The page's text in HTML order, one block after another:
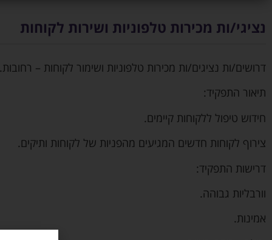
נציגי/ות מכירות טלפוניות ושירות לקוחות
דרושים/ות נציגים/ות מכירות טלפוניות ושימור לקוחות – רחובות.
תיאור התפקיד:
חידוש טיפול ללקוחות קיימים.
צירוף לקוחות חדשים המגיעים מהפניות של לקוחות ותיקים.
דרישות התפקיד:
וורבליות גבוהה.
אמינות.